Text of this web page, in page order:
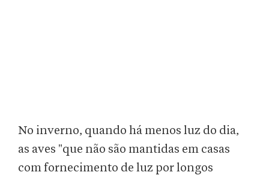
No inverno, quando há menos luz do dia,
as aves "que não são mantidas em casas
com fornecimento de luz por longos